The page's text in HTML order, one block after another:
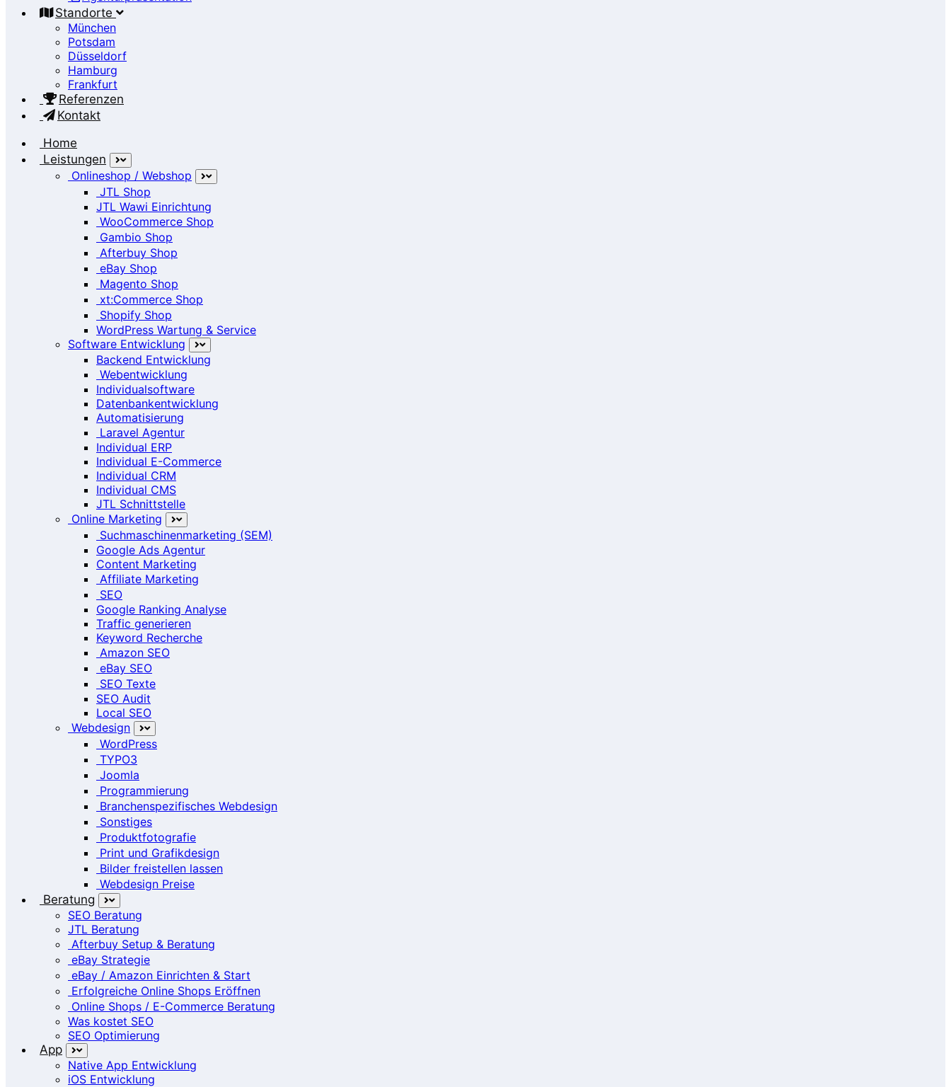
Standorte
München
Potsdam
Düsseldorf
Hamburg
Frankfurt
Referenzen
Kontakt
Home
Leistungen
Onlineshop / Webshop
JTL Shop
JTL Wawi Einrichtung
WooCommerce Shop
Gambio Shop
Afterbuy Shop
eBay Shop
Magento Shop
xt:Commerce Shop
Shopify Shop
WordPress Wartung & Service
Software Entwicklung
Backend Entwicklung
Webentwicklung
Individualsoftware
Datenbankentwicklung
Automatisierung
Laravel Agentur
Individual ERP
Individual E-Commerce
Individual CRM
Individual CMS
JTL Schnittstelle
Online Marketing
Suchmaschinenmarketing (SEM)
Google Ads Agentur
Content Marketing
Affiliate Marketing
SEO
Google Ranking Analyse
Traffic generieren
Keyword Recherche
Amazon SEO
eBay SEO
SEO Texte
SEO Audit
Local SEO
Webdesign
WordPress
TYPO3
Joomla
Programmierung
Branchenspezifisches Webdesign
Sonstiges
Produktfotografie
Print und Grafikdesign
Bilder freistellen lassen
Webdesign Preise
Beratung
SEO Beratung
JTL Beratung
Afterbuy Setup & Beratung
eBay Strategie
eBay / Amazon Einrichten & Start
Erfolgreiche Online Shops Eröffnen
Online Shops / E-Commerce Beratung
Was kostet SEO
SEO Optimierung
App
Native App Entwicklung
iOS Entwicklung